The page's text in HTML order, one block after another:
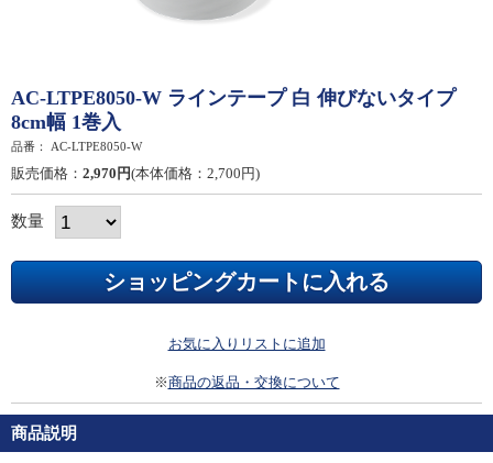
AC-LTPE8050-W ラインテープ 白 伸びないタイプ
8cm幅 1巻入
品番： AC-LTPE8050-W
販売価格： 2,970円(本体価格：2,700円)
数量
お気に入りリストに追加
※商品の返品・交換について
商品説明